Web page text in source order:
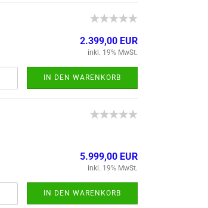
2.399,00 EUR
inkl. 19% MwSt.
IN DEN WARENKORB
5.999,00 EUR
inkl. 19% MwSt.
IN DEN WARENKORB